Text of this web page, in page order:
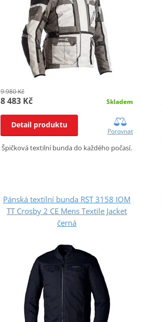
9 980 Kč
8 483 Kč Skladem
Detail produktu
Porovnat
Špičková textilní bunda do každého počasí.
Pánská textilní bunda RST 3158 IOM
TT Crosby 2 CE Mens Textile Jacket
černá